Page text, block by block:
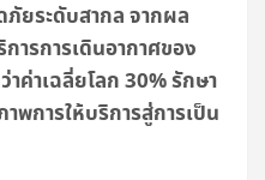
ยระดับสากล จากผล
ารการเดินอากาศของ
ค่าเฉลี่ยโลก 30% รักษา
พการให้บริการสู่การเป็น